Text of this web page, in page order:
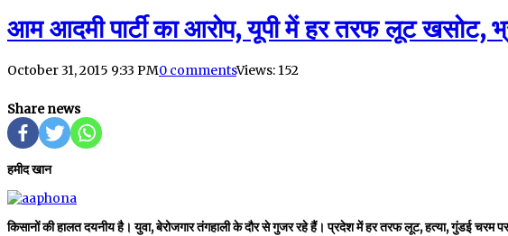
आम आदमी पार्टी का आरोप, यूपी में हर तरफ लूट खसोट,
October 31, 2015 9:33 PM0 commentsViews: 152
Share news
हमीद खान
किसानों की हालत दयनीय है। युवा, बेरोजगार तंगहाली के दौर से गुजर रहे हैं। प्रदेश में हर तरफ लूट, हत्या, गुंडई